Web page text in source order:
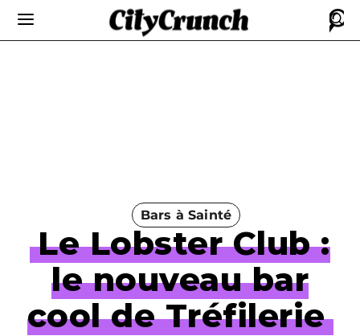
Bars à Sainté
Le Lobster Club :
le nouveau bar
cool de Tréfilerie